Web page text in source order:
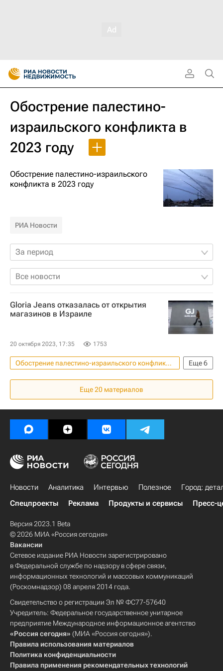
Обострение палестино-
израильского конфликта в
2023 году
Обострение палестино-израильского
конфликта в 2023 году
РИА Новости
За период
Все новости
Gloria Jeans отказалась от открытия
магазинов в Израиле
20 октября 2023, 17:35 1753
Еще6
Обострение палестино-израильского конфликта в 2023 году
Израиль
Россия
Forbes
Торговые центры
Торговая недвижимость
Еще20 материалов
Новости Аналитика Интервью Полезное
Город:
Спецпроекты
Реклама Продукты и сервисы Пресс-
Версия 2023.1 Beta
© 2026 МИА «Россия сегодня»
Вакансии
Сетевое издание РИА Новости зарегистрировано
в Федеральной службе по надзору в сфере связи,
информационных технологий и массовых коммуникаций
(Роскомнадзор) 08 апреля 2014 года.
Свидетельство о регистрации Эл № ФС77-57640
Учредитель: Федеральное государственное унитарное
предприятие Международное информационное агентство
«Россия сегодня» (МИА «Россия сегодня»).
Правила использования материалов
Политика конфиденциальности
Правила применения рекомендательных технологий